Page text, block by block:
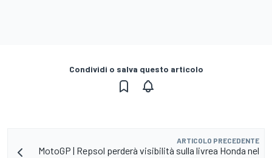
Condividi o salva questo articolo
ARTICOLO PRECEDENTE
MotoGP | Repsol perderà visibilità sulla livrea Honda nel